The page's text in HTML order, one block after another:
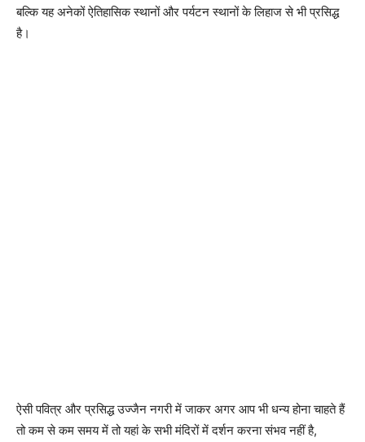
बल्कि यह अनेकों ऐतिहासिक स्थानों और पर्यटन स्थानों के लिहाज से भी प्रसिद्ध
है।
ऐसी पवित्र और प्रसिद्ध उज्जैन नगरी में जाकर अगर आप भी धन्य होना चाहते हैं
तो कम से कम समय में तो यहां के सभी मंदिरों में दर्शन करना संभव नहीं है,